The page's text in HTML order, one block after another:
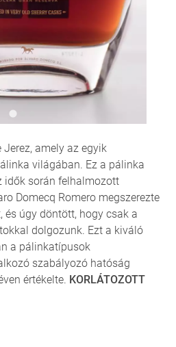
amely az egyik
világában. Ez a pálinka
idők során felhalmozott
Domecq Romero megszerezte
és úgy döntött, hogy csak a
dolgozunk. Ezt a kiváló
a pálinkatípusok
szabályozó hatóság
értékelte. KORLÁTOZOTT